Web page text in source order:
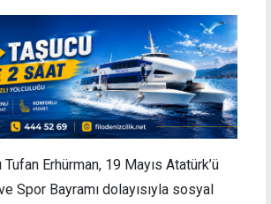
Tufan Erhürman, 19 Mayıs Atatürk’ü
Spor Bayramı dolayısıyla sosyal